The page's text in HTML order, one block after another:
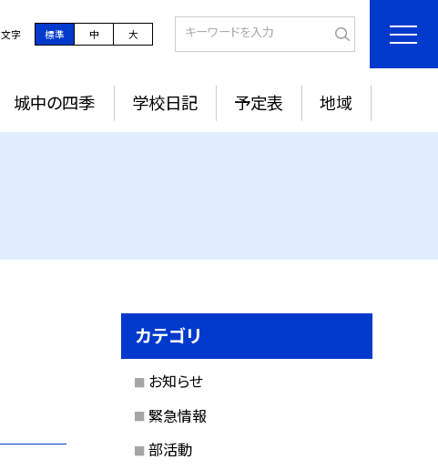
文字 標準 中 大
城中の四季 学校日記 予定表 地域
カテゴリ
お知らせ
緊急情報
部活動